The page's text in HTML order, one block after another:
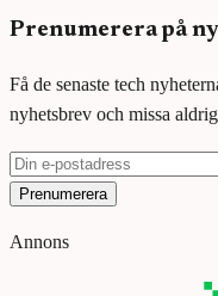
Prenumerera på
Få de senaste tech
nyhetsbrev och missa
Prenumerera
Annons